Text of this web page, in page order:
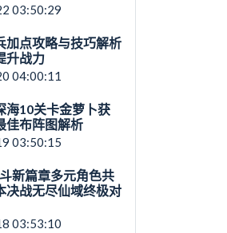
03:50:29
加点攻略与技巧解析
升战力
04:00:11
海10关卡金萝卜获
佳布阵图解析
03:50:15
新篇章多元角色共
决战无尽仙域终极对
03:53:10